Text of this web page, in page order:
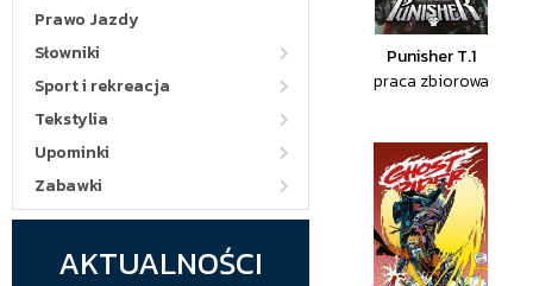
Prawo Jazdy
Słowniki
Sport i rekreacja
Tekstylia
Upominki
Zabawki
AKTUALNOŚCI
Punisher T.1
praca zbiorowa